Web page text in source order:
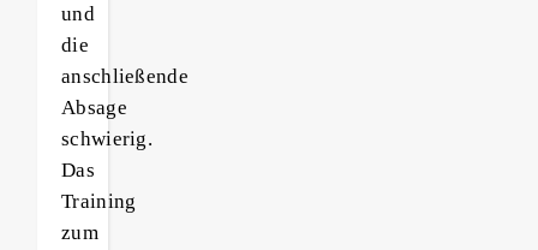
und
die
anschließende
Absage
schwierig.
Das
Training
zum